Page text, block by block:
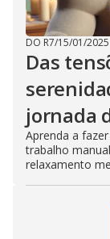
DO R7/15/01/2025
Das
jornada
Aprenda a
trabalho
relaxamento